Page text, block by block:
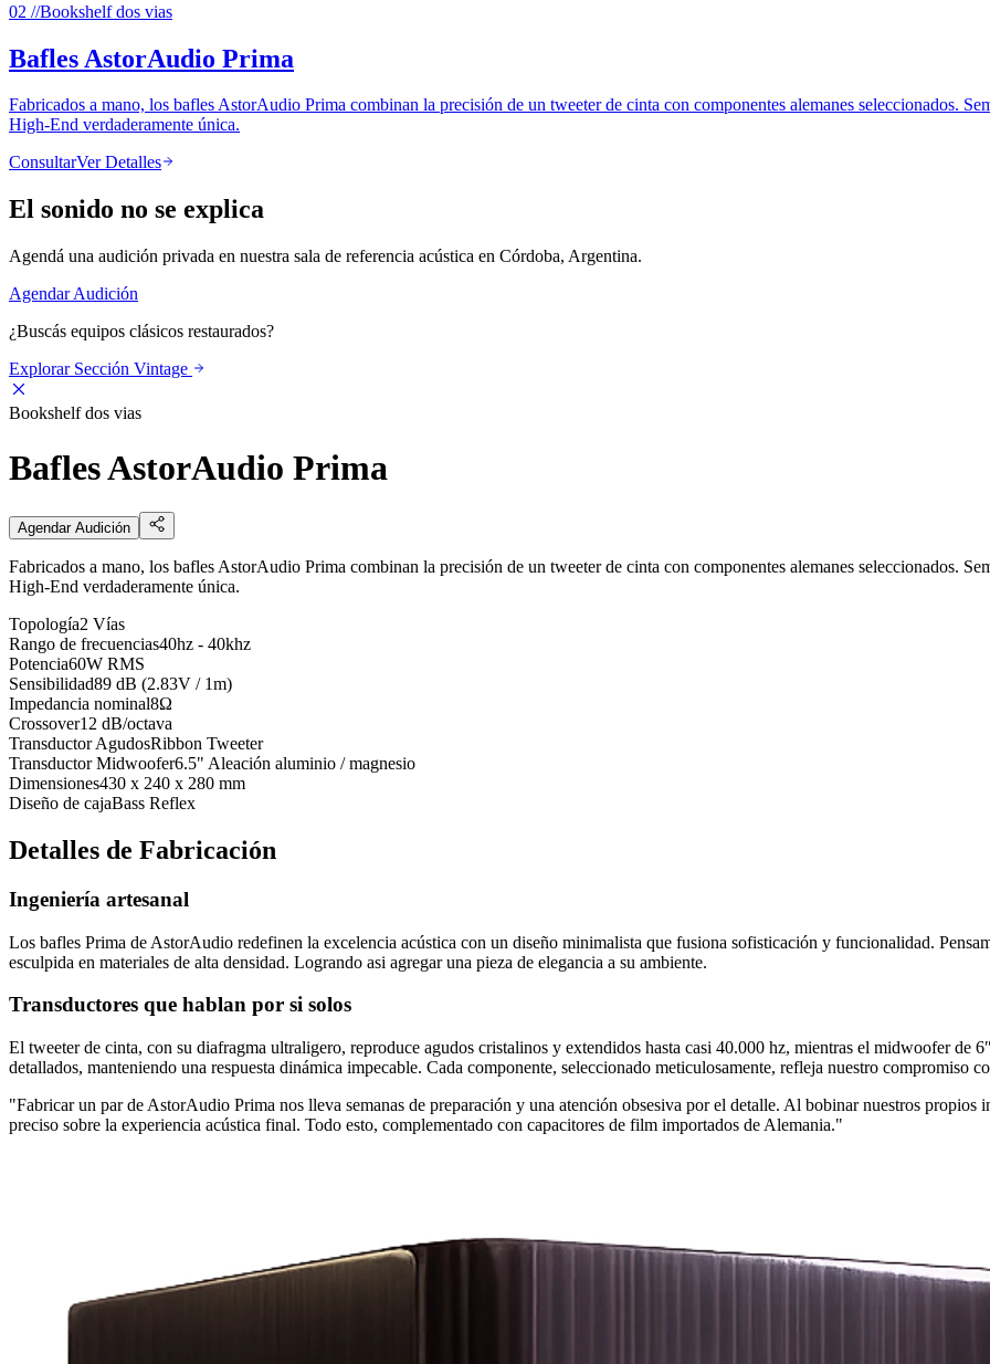
02 //Bookshelf dos vias
Bafles AstorAudio Prima
Fabricados a mano, los bafles AstorAudio Prima combinan la precisión de un tweeter de cinta con componentes alemanes seleccionados.
High-End verdaderamente única.
ConsultarVer Detalles
El sonido no se explica
Agendá una audición privada en nuestra sala de referencia acústica en Córdoba, Argentina.
Agendar Audición
¿Buscás equipos clásicos restaurados?
Explorar Sección Vintage
Bookshelf dos vias
Bafles AstorAudio Prima
Agendar Audición
Fabricados a mano, los bafles AstorAudio Prima combinan la precisión de un tweeter de cinta con componentes alemanes seleccionados.
High-End verdaderamente única.
Topología2 Vías
Rango de frecuencias40hz - 40khz
Potencia60W RMS
Sensibilidad89 dB (2.83V / 1m)
Impedancia nominal8Ω
Crossover12 dB/octava
Transductor AgudosRibbon Tweeter
Transductor Midwoofer6.5" Aleación aluminio / magnesio
Dimensiones430 x 240 x 280 mm
Diseño de cajaBass Reflex
Detalles de Fabricación
Ingeniería artesanal
Los bafles Prima de AstorAudio redefinen la excelencia acústica con un diseño minimalista que fusiona sofisticación y funcionalidad.
esculpida en materiales de alta densidad. Logrando asi agregar una pieza de elegancia a su ambiente.
Transductores que hablan por si solos
El tweeter de cinta, con su diafragma ultraligero, reproduce agudos cristalinos y extendidos hasta casi 40.000 hz, mientras el midwoofer de
detallados, manteniendo una respuesta dinámica impecable. Cada componente, seleccionado meticulosamente, refleja nuestro compromiso
"Fabricar un par de AstorAudio Prima nos lleva semanas de preparación y una atención obsesiva por el detalle. Al bobinar nuestros propios
preciso sobre la experiencia acústica final. Todo esto, complementado con capacitores de film importados de Alemania."